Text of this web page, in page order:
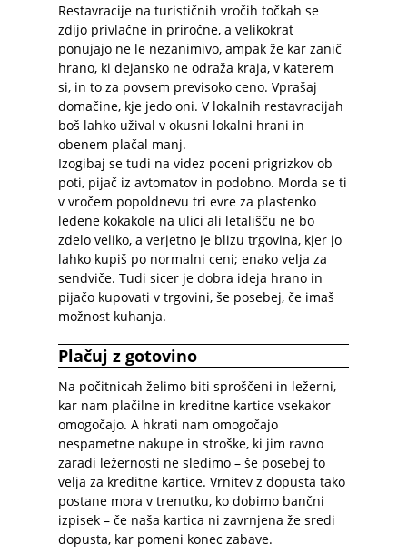
Restavracije na turističnih vročih točkah se
zdijo privlačne in priročne, a velikokrat
ponujajo ne le nezanimivo, ampak že kar zanič
hrano, ki dejansko ne odraža kraja, v katerem
si, in to za povsem previsoko ceno. Vprašaj
domačine, kje jedo oni. V lokalnih restavracijah
boš lahko užival v okusni lokalni hrani in
obenem plačal manj.
Izogibaj se tudi na videz poceni prigrizkov ob
poti, pijač iz avtomatov in podobno. Morda se ti
v vročem popoldnevu tri evre za plastenko
ledene kokakole na ulici ali letališču ne bo
zdelo veliko, a verjetno je blizu trgovina, kjer jo
lahko kupiš po normalni ceni; enako velja za
sendviče. Tudi sicer je dobra ideja hrano in
pijačo kupovati v trgovini, še posebej, če imaš
možnost kuhanja.
Plačuj z gotovino
Na počitnicah želimo biti sproščeni in ležerni,
kar nam plačilne in kreditne kartice vsekakor
omogočajo. A hkrati nam omogočajo
nespametne nakupe in stroške, ki jim ravno
zaradi ležernosti ne sledimo – še posebej to
velja za kreditne kartice. Vrnitev z dopusta tako
postane mora v trenutku, ko dobimo bančni
izpisek – če naša kartica ni zavrnjena že sredi
dopusta, kar pomeni konec zabave.